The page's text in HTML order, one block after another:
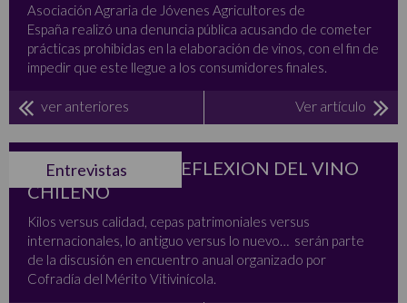
Asociación Agraria de Jóvenes Agricultores de
España realizó una denuncia pública acusando de cometer
prácticas prohibidas en la elaboración de vinos, con el fin de
impedir que este llegue a los consumidores finales.
ver anteriores Ver artículo
Entrevistas
VI JORNADA DE REFLEXION DEL VINO
CHILENO
Kilos versus calidad, cepas patrimoniales versus
internacionales, lo antiguo versus lo nuevo… serán parte
de la discusión en encuentro anual organizado por
Cofradía del Mérito Vitivinícola.